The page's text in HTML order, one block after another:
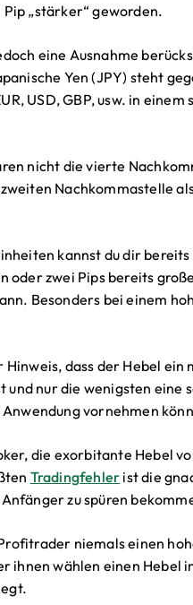
Pip „stärker“ geworden.
eine Ausnahme
Yen (JPY) steht
USD, GBP, usw. in einem
nicht die vierte
Nachkommastelle
kannst du dir
oder zwei Pips bereits
Besonders bei einem
dass der Hebel ein
nur die wenigsten eine
vornehmen
die exorbitante Hebel
Tradingfehler ist die
zu spüren
niemals einen
ihnen wählen einen Hebel